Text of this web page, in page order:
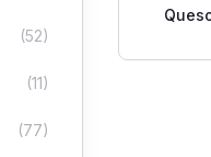
(52)
(11)
(77)